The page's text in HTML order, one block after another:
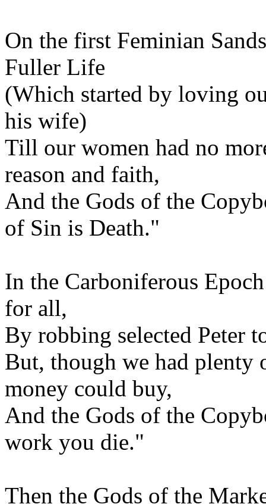
On the first Feminian
Fuller Life
(Which started by loving
his wife)
Till our women had no
reason and faith,
And the Gods of the
of Sin is Death."
In the Carboniferous
for all,
By robbing selected Peter
But, though we had plenty
money could buy,
And the Gods of the
work you die."
Then the Gods of the